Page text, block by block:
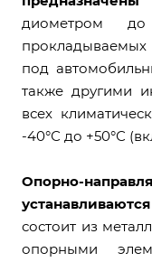
диометром
под
также другими
всех
-40°С до +50°С
Опорно-
устанавливаются
состоит из
опорными